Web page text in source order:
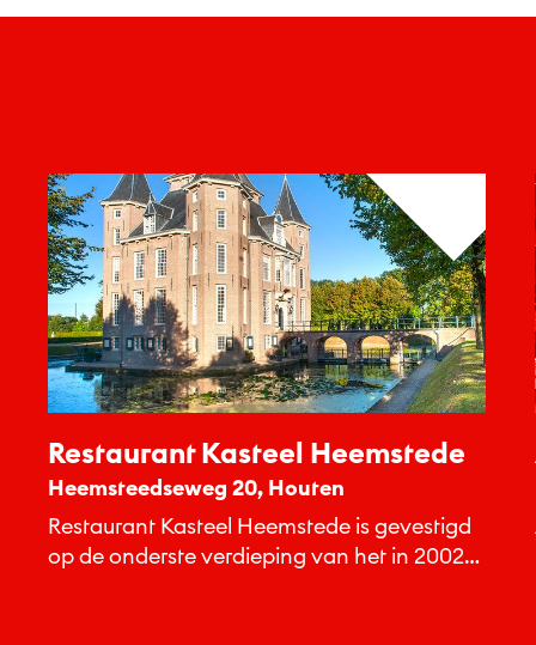
Restaurant Kasteel Heemstede
Heemsteedseweg 20, Houten
Restaurant Kasteel Heemstede is gevestigd
op de onderste verdieping van het in 2002